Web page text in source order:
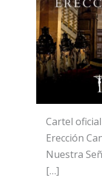
Cartel
Erección
Nuestra
[…]